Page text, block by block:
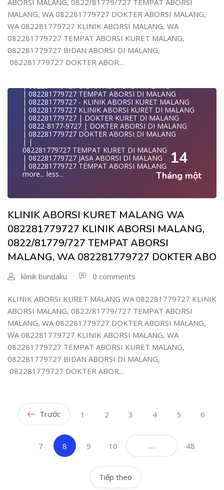
MALANG, WA 082281779727 DOKTER ABORSI MALANG,
WA 082281779727 KLINIK ABORSI MALANG, WA
082281779727 TEMPAT ABORSI KURET MALANG,
082281779727 BIDAN ABORSI DI MALANG,
082281779727 DOKTER ABOR...
| WA 082281779727 | | LOKASI ABORSI DI MALANG
| | ABORSI AMAN DI MALANG
082281
| WA 082281779727| | BIDAN PRAKTEK MALANG
| | TEMPAT ABORSI DI MALANG
| | 0822-8177-9727 KLINIK ABORSI DI MALANG
| 082281779727 TEMPAT ABORSI DI MALANG
| 082281779727 - KLINIK ABORSI KURET MALANG
| 082281779727 KLINIK ABORSI KURET DI MALANG
| 082281779727 | DOKTER KURET DI MALANG
| 0822-8177-9727 | DOKTER ABORSI DI MALANG
| 082281779727 DOKTER ABORSI DI MALANG
| |
082281779727 TEMPAT KURET DI MALANG
| 082281779727 JASA ABORSI DI MALANG
| 082281779727 TEMPAT ABORSI MALANG
more... less...
14
Tháng một
KLINIK ABORSI KURET MALANG WA
082281779727 KLINIK ABORSI MALANG,
0822/81779/727 TEMPAT ABORSI
MALANG, WA 082281779727 DOKTER ABO
klinik bundaku 0 comments
KLINIK ABORSI KURET MALANG WA 082281779727 KLINIK
ABORSI MALANG, 0822/81779/727 TEMPAT ABORSI
MALANG, WA 082281779727 DOKTER ABORSI MALANG,
WA 082281779727 KLINIK ABORSI MALANG, WA
082281779727 TEMPAT ABORSI KURET MALANG,
082281779727 BIDAN ABORSI DI MALANG,
082281779727 DOKTER ABOR...
Trước 1 2 3 4 5 6
7 8 (current)
9 10 … 48
Tiếp theo